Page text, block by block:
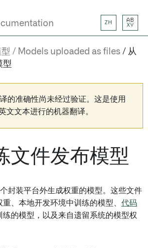
ZH
AB
XY
Models uploaded as files
从
型
的准确性尚未经过验证。这是使用
文文本进行的机器翻译。
文件发布模型
封装平台外生成权重的模型。这些文件
、本地开发环境中训练的模型、 代码
练的模型，以及来自遗留系统的模型权